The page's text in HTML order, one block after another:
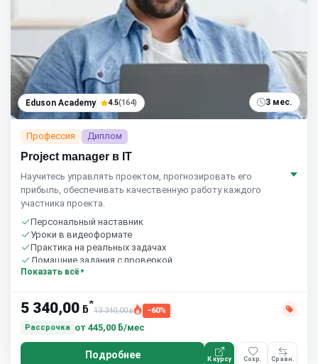
Eduson Academy 4.5(164) 3 мес.
Профессия Диплом
Project manager в IT
Научитесь управлять проектом, прогнозировать его
прибыль, обеспечивать качественную работу каждого
участника проекта.
Персональный наставник
Уроки в видеоформате
Практика на реальных задачах
Домашние задания с проверкой
Бесплатный пробный урок
Показать всё
5 340,00 ƃ*
13 340,00ƃ
−60%
Рассрочка
от 445,00 ƃ/мес
Подробнее К курсу Сохр. Сравн.